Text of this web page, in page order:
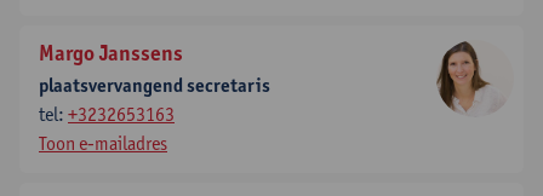
Margo Janssens
plaatsvervangend secretaris
tel: +3232653163
Toon e-mailadres